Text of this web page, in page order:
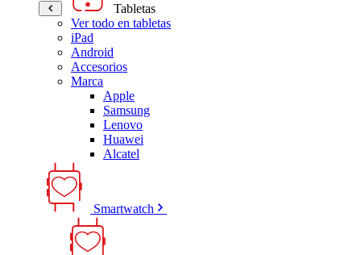
Tabletas
Ver todo en tabletas
iPad
Android
Accesorios
Marca
Apple
Samsung
Lenovo
Huawei
Alcatel
Smartwatch